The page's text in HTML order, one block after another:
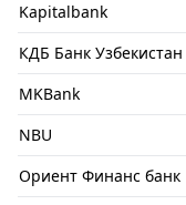
Kapitalbank
КДБ Банк Узбекистан
MKBank
NBU
Ориент Финанс банк